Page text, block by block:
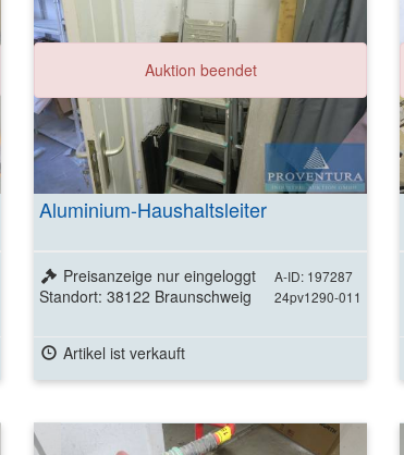
Weitere Details
ansehen
Auktion beendet
Aluminium-Haushaltsleiter
A-ID: 197287
24pv1290-011
Preisanzeige nur eingeloggt
Standort: 38122 Braunschweig
Artikel ist verkauft